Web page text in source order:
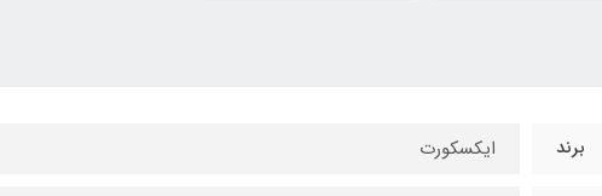
برند ایکسکورت